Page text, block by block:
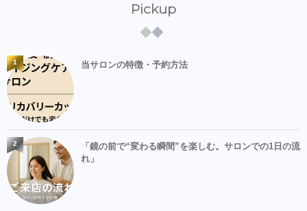
Pickup
当サロンの特徴・予約方法
1
「鏡の前で“変わる瞬間”を楽しむ。サロンでの1日の流
れ」
2